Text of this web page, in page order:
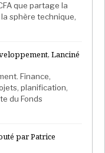
que partage la
sphère technique,
Lanciné
Finance,
planification,
du Fonds
par Patrice